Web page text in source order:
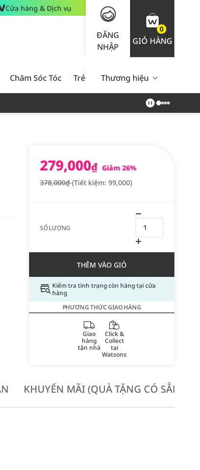
Cửa hàng & Dịch vụ
ĐĂNG
NHẬP
0
GIỎ HÀNG
Chăm Sóc Tóc Trẻ Em Nam Giới Chăm Sóc
Thương hiệu
279,000₫ Giảm 26%
378,000₫(Tiết kiệm: 99,000)
SỐ LƯỢNG
THÊM VÀO GIỎ
Kiểm tra tình trạng còn hàng tại cửa
hàng
PHƯƠNG THỨC GIAO HÀNG
Giao
hàng
tận nhà
Click &
Collect
tại
Watsons
KHUYẾN MÃI (QUÀ TẶNG CÓ SẴN